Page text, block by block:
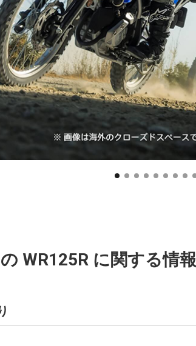
WR125R に関する情報